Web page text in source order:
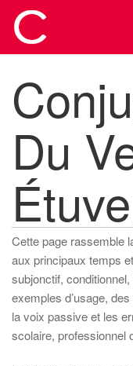
Du
Cette page rassemble
aux principaux temps
subjonctif,
exemples d’usage,
la voix passive et les
scolaire, professionnel